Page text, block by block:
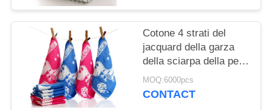
Cotone 4 strati del
jacquard della garza
della sciarpa della pelle
dell'acqua
dell'asciugamano del
MOQ:6000pcs
CONTACT